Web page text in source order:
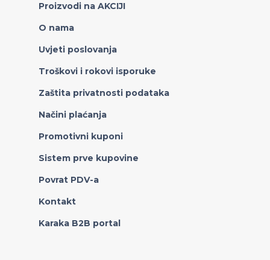
Proizvodi na AKCIJI
O nama
Uvjeti poslovanja
Troškovi i rokovi isporuke
Zaštita privatnosti podataka
Načini plaćanja
Promotivni kuponi
Sistem prve kupovine
Povrat PDV-a
Kontakt
Karaka B2B portal